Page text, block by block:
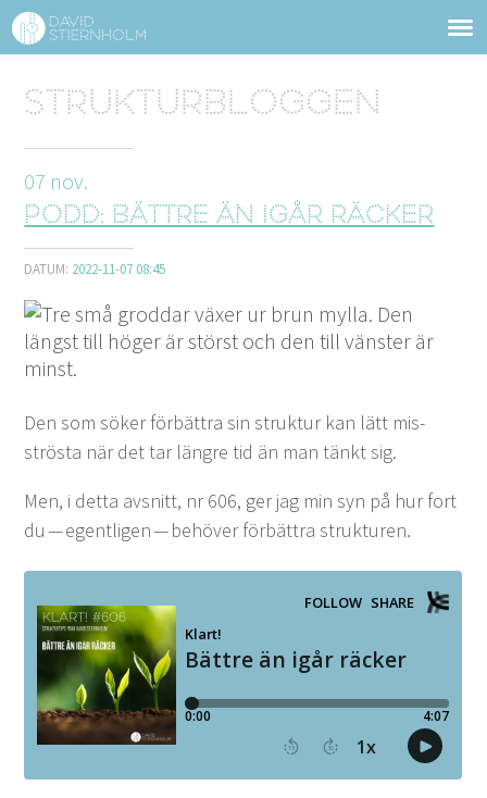
Sidhuvud
Navigering
FÖRELÄSNINGAR
KONTAKT
Strukturbloggen
07 nov.
Podd: Bättre än igår räcker
DATUM: 2022-11-07 08:45
Den som sök­er för­bät­tra sin struk­tur kan lätt mis­
strös­ta när det tar län­gre tid än man tänkt sig.
Men, i det­ta avs­nitt, nr606, ger jag min syn på hur fort
du — egentli­gen — behöver för­bät­tra strukturen.